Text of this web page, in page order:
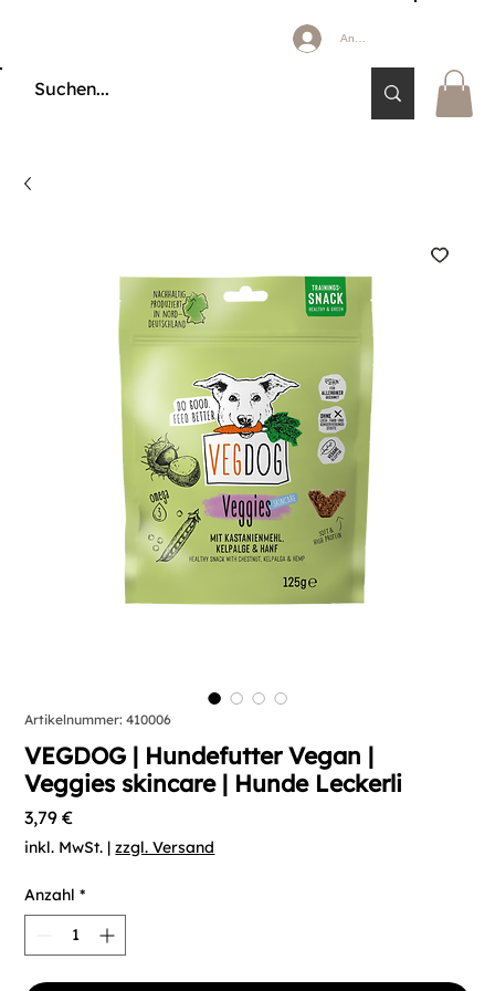
Anmelden
Artikelnummer: 410006
VEGDOG | Hundefutter Vegan |
Veggies skincare | Hunde Leckerli
3,79 €Preis
inkl. MwSt. |zzgl. Versand
Anzahl *